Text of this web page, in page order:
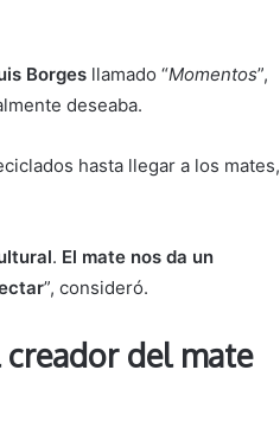
Borges llamado “Momentos”,
deseaba.
hasta llegar a los mates,
. El mate nos da un
”, consideró.
del mate